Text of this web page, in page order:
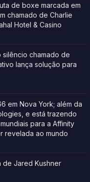
de boxe marcada em
chamado de Charlie
Hotel & Casino
chamado de
lança solução para
em Nova York; além da
e está trazendo
para a Affinity
revelada ao mundo
de Jared Kushner